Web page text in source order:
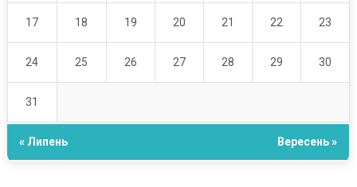
17 18 19 20 21 22 23
24 25 26 27 28 29 30
31
« Липень Вересень »